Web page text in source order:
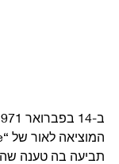
תביעה בה טענה